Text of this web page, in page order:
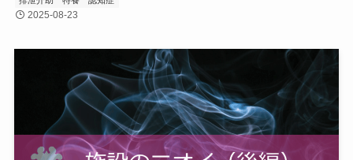
2025-08-23